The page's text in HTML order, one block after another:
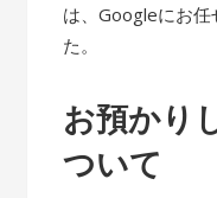
は、Googleにお任
た。
お預かり
ついて